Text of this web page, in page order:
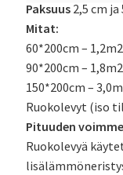
Paksuus2,5 cm ja
Mitat:
60*200cm – 1,2m2
90*200cm – 1,8m2
150*200cm –
Ruokolevyt (iso
Pituuden
Ruokolevyä